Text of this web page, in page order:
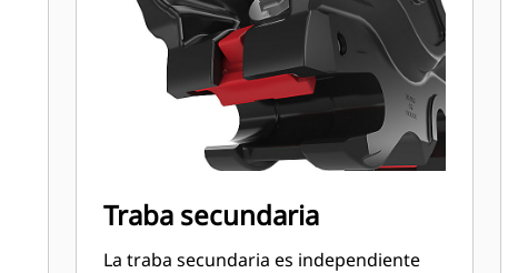
Traba secundaria
La traba secundaria es independiente